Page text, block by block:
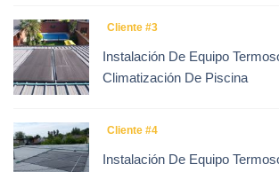
Cliente #3
Instalación De Equipo
Climatización De Piscina
Cliente #4
Instalación De Equipo